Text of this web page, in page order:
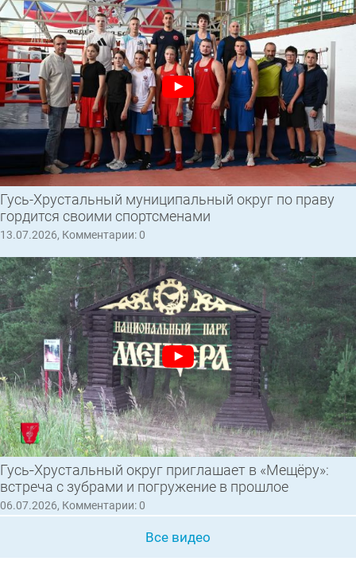
Гусь-Хрустальный муниципальный округ по праву
гордится своими спортсменами
13.07.2026, Комментарии: 0
Гусь‑Хрустальный округ приглашает в «Мещёру»:
встреча с зубрами и погружение в прошлое
06.07.2026, Комментарии: 0
Все видео